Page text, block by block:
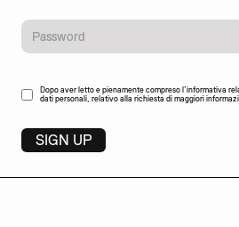
Dopo aver letto e pienamente compreso l’informativa
dati personali, relativo alla richiesta di maggiori